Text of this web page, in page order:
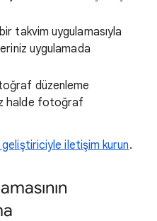
takvim uygulamasıyla
uygulamada
düzenleme
halde fotoğraf
iletişim kurun.